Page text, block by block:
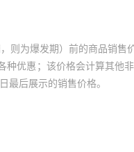
则为爆发期）前的商品销售
种优惠；该价格会计算其他
后展示的销售价格。